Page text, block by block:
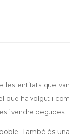
les entitats que van
que ha volgut i com
i vendre begudes.
També és una